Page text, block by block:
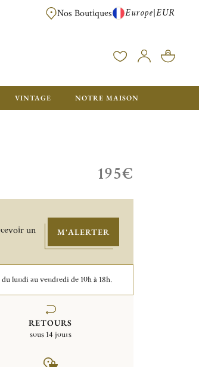
LIVRAISON OFFERTE DÈS 350€ D'ACHAT, AVEC
Nos Boutiques Europe|EUR
VINTAGE NOTRE MAISON
195€
un
M'ALERTER
lundi au vendredi de 10h à 18h.
RETOURS
sous 14 jours